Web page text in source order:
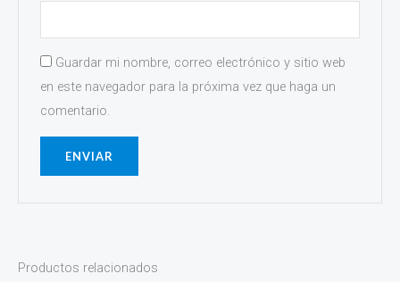
Guardar mi nombre, correo electrónico y sitio web
en este navegador para la próxima vez que haga un
comentario.
Productos relacionados